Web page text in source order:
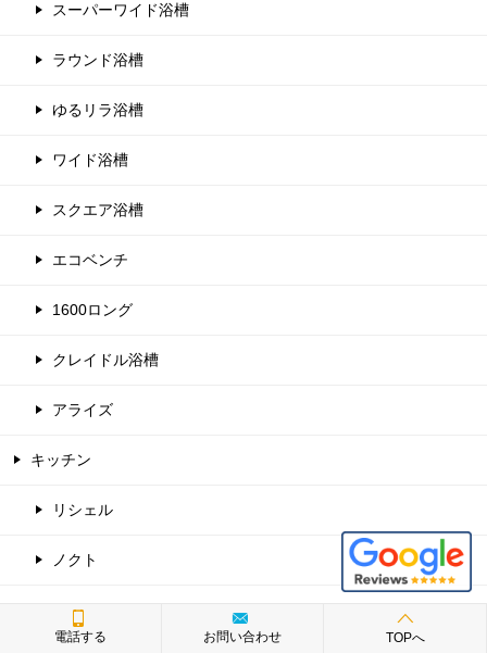
スーパーワイド浴槽
ラウンド浴槽
ゆるリラ浴槽
ワイド浴槽
スクエア浴槽
エコベンチ
1600ロング
クレイドル浴槽
アライズ
キッチン
リシェル
ノクト
シエラ
電話する お問い合わせ TOPへ